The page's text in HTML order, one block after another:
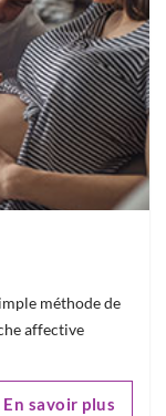
méthode de
affective
En savoir plus